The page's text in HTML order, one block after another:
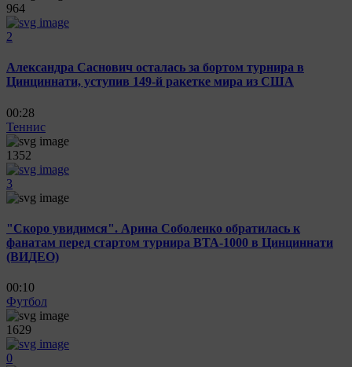
964
2
Александра Саснович осталась за бортом турнира в
Цинциннати, уступив 149-й ракетке мира из США
00:28
Теннис
1352
3
"Скоро увидимся". Арина Соболенко обратилась к
фанатам перед стартом турнира ВТА-1000 в Цинциннати
(ВИДЕО)
00:10
Футбол
1629
0